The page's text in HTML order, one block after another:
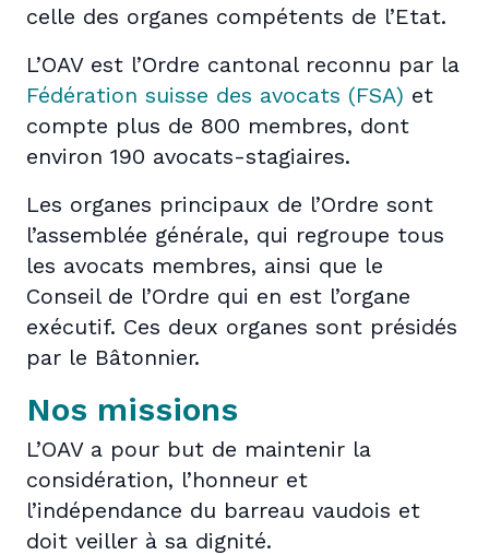
celle des organes compétents de l’Etat.
L’OAV est l’Ordre cantonal reconnu par la
Fédération suisse des avocats (FSA) et
compte plus de 800 membres, dont
environ 190 avocats-stagiaires.
Les organes principaux de l’Ordre sont
l’assemblée générale, qui regroupe tous
les avocats membres, ainsi que le
Conseil de l’Ordre qui en est l’organe
exécutif. Ces deux organes sont présidés
par le Bâtonnier.
Nos missions
L’OAV a pour but de maintenir la
considération, l’honneur et
l’indépendance du barreau vaudois et
doit veiller à sa dignité.